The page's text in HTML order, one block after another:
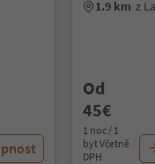
1.9 km z
Od
45€
1 noc / 1
byt Včetně
DPH